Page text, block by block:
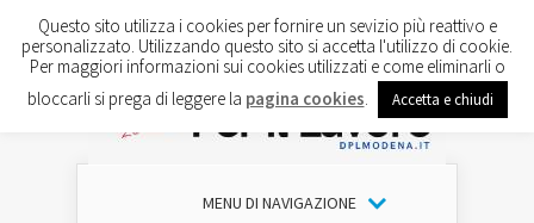
MENU DI NAVIGAZIONE
Questo sito utilizza i cookies per fornire un sevizio più reattivo e
personalizzato. Utilizzando questo sito si accetta l'utilizzo di cookie.
Per maggiori informazioni sui cookies utilizzati e come eliminarli o
bloccarli si prega di leggere la pagina cookies Accetta e chiudi